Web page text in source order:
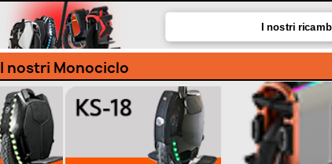
I nostri
I nostri Monociclo